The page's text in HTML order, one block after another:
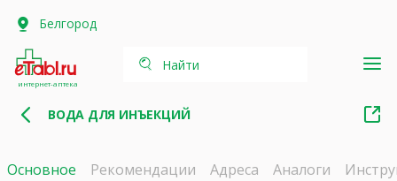
Белгород
интернет-аптека
Найти
ВОДА ДЛЯ ИНЪЕКЦИЙ
Основное Рекомендации Адреса Аналоги